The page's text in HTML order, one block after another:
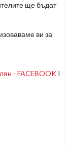
ще бъдат
ви за
- FACEBOOK I